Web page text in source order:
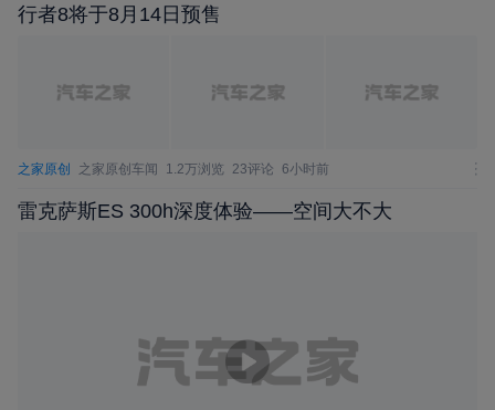
行者8将于8月14日预售
之家原创 之家原创车闻 1.2万浏览 23评论 6小时前
雷克萨斯ES 300h深度体验——空间大不大